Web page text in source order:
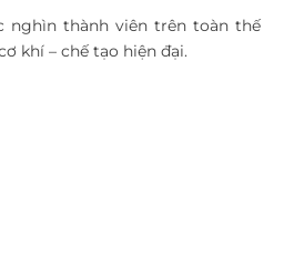
nghìn thành viên trên toàn thế
khí – chế tạo hiện đại.